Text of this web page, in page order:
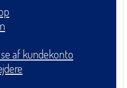
af kundekonto